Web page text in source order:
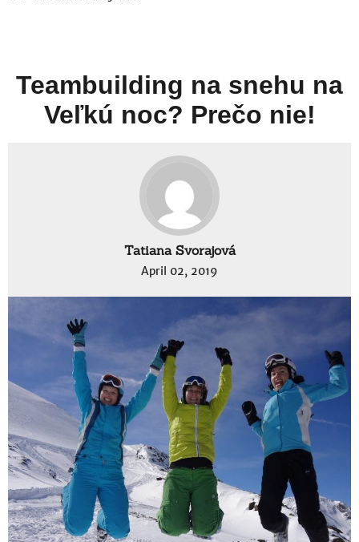
Teambuilding na snehu na
Veľkú noc? Prečo nie!
Tatiana Svorajová
April 02, 2019